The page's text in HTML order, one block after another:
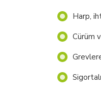
Harp,
Cürüm